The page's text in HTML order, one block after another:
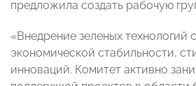
предложила создать рабочую
«Внедрение зеленых технологий
экономической стабильности,
инноваций. Комитет активно